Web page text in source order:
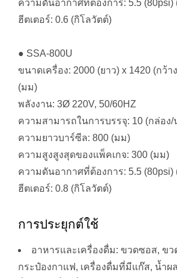
ความดันอากาศที่ต้องการ: 5.5 (80psi)
ฮีตเตอร์: 0.6 (กิโลวัตต์)
● SSA-800U
ขนาดเครื่อง: 2000 (ยาว) x 1420 (กว้า
(มม)
พลังงาน: 3Ø 220V, 50/60HZ
ความสามารถในการบรรจุ: 10 (กล่อง/
ความยาวบาร์ซีล: 800 (มม)
ความสูงสูงสุดของแพ็คเกจ: 300 (มม)
ความดันอากาศที่ต้องการ: 5.5 (80psi)
ฮีตเตอร์: 0.8 (กิโลวัตต์)
การประยุกต์ใช้
อาหารและเครื่องดื่ม: ขวดซอส, ขว
กระป๋องกาแฟ, เครื่องดื่มที่มีแก๊ส, น้ำผ